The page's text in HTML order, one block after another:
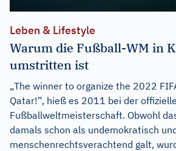
Leben & Lifestyle
Warum die Fußball-WM in
umstritten ist
„The winner to organize the 2022
Qatar!”, hieß es 2011 bei der
Fußballweltmeisterschaft. Obwohl
damals schon als undemokratisch
menschenrechtsverachtend galt,